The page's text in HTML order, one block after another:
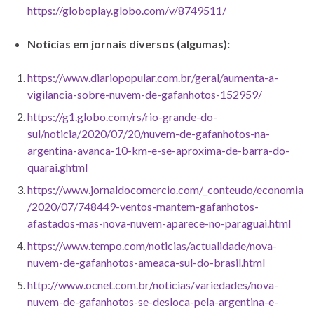
https://globoplay.globo.com/v/8749511/
Notícias em jornais diversos (algumas):
https://www.diariopopular.com.br/geral/aumenta-a-
vigilancia-sobre-nuvem-de-gafanhotos-152959/
https://g1.globo.com/rs/rio-grande-do-
sul/noticia/2020/07/20/nuvem-de-gafanhotos-na-
argentina-avanca-10-km-e-se-aproxima-de-barra-do-
quarai.ghtml
https://www.jornaldocomercio.com/_conteudo/economia
/2020/07/748449-ventos-mantem-gafanhotos-
afastados-mas-nova-nuvem-aparece-no-paraguai.html
https://www.tempo.com/noticias/actualidade/nova-
nuvem-de-gafanhotos-ameaca-sul-do-brasil.html
http://www.ocnet.com.br/noticias/variedades/nova-
nuvem-de-gafanhotos-se-desloca-pela-argentina-e-